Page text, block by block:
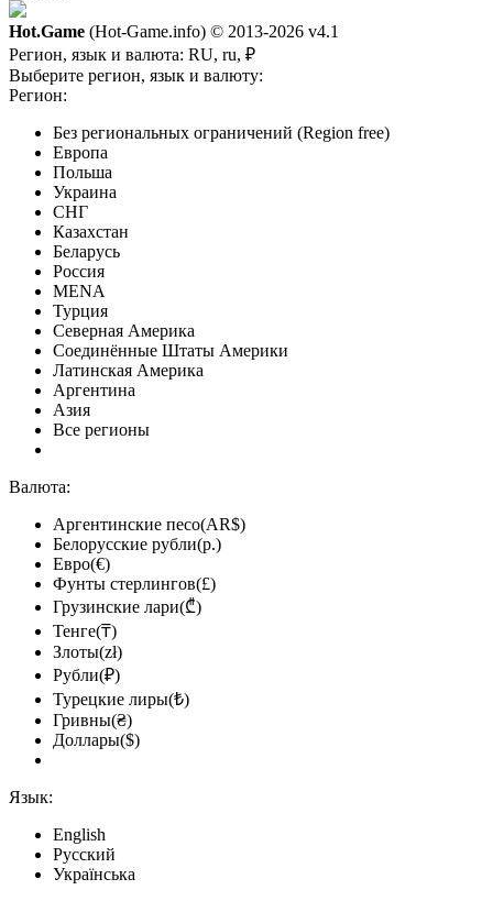
Hot.Game (Hot-Game.info) © 2013-2026 v4.1
Регион, язык и валюта: RU, ru, ₽
Выберите регион, язык и валюту:
Регион:
Без региональных ограничений (Region free)
Европа
Польша
Украина
СНГ
Казахстан
Беларусь
Россия
MENA
Турция
Северная Америка
Соединённые Штаты Америки
Латинская Америка
Аргентина
Азия
Все регионы
Валюта:
Аргентинские песо(AR$)
Белорусские рубли(р.)
Евро(€)
Фунты стерлингов(£)
Грузинские лари(₾)
Тенге(₸)
Злоты(zł)
Рубли(₽)
Турецкие лиры(₺)
Гривны(₴)
Доллары($)
Язык:
English
Русский
Українська